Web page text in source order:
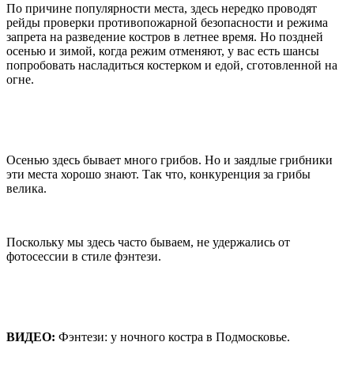
По причине популярности места, здесь нередко проводят
рейды проверки противопожарной безопасности и режима
запрета на разведение костров в летнее время. Но поздней
осенью и зимой, когда режим отменяют, у вас есть шансы
попробовать насладиться костерком и едой, сготовленной на
огне.
Осенью здесь бывает много грибов. Но и заядлые грибники
эти места хорошо знают. Так что, конкуренция за грибы
велика.
Поскольку мы здесь часто бываем, не удержались от
фотосессии в стиле фэнтези.
ВИДЕО: Фэнтези: у ночного костра в Подмосковье.